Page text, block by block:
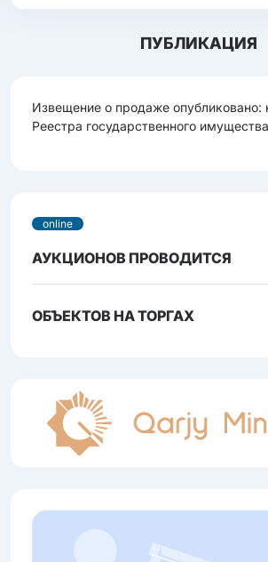
ПУБЛИКАЦИЯ
Извещение о продаже опубликовано:
Реестра государственного
online
АУКЦИОНОВ ПРОВОДИТСЯ
ОБЪЕКТОВ НА ТОРГАХ